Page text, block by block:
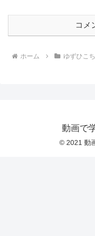
コメ
ホーム ゆずひこ
動画で
© 2021 動